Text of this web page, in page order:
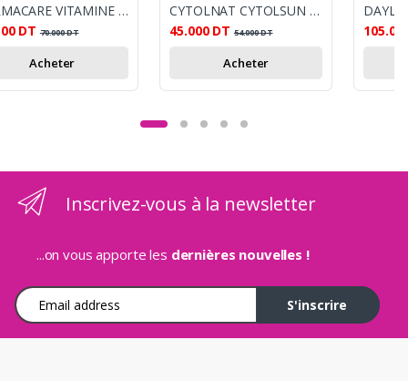
DERMACARE VITAMINE C CREME DE JOUR 50ML
DT 70.000DT
Acheter
CYTOLNAT CYTOLSUN FAMILY LAIT SOLAIRE INVISIBLE 200ML
45.000 DT 54.000DT
Acheter
Inscrivez-vous à la newsletter
...on vous apporte les dernières nouvelles !
Adresse e-mail
S'inscrire